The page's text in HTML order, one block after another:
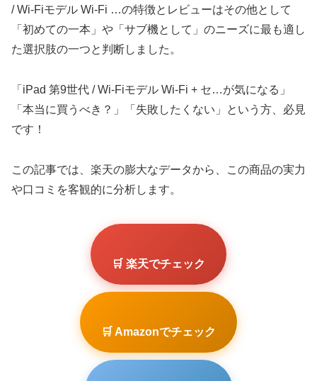
/ Wi-Fiモデル Wi-Fi …の特徴とレビューはその他として
「初めての一本」や「サブ機として」のニーズに最も適し
た選択肢の一つと判断しました。
「iPad 第9世代 / Wi-Fiモデル Wi-Fi + セ…が気になる」
「本当に買うべき？」「失敗したくない」という方、必見
です！
この記事では、楽天の膨大なデータから、この商品の実力
や口コミを客観的に分析します。
🛒 楽天でチェック
🛒 Amazonでチェック